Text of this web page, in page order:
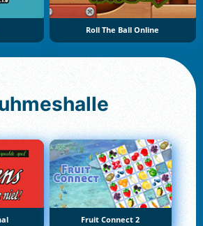
Roll The Ball Online
Fruit Connect 2